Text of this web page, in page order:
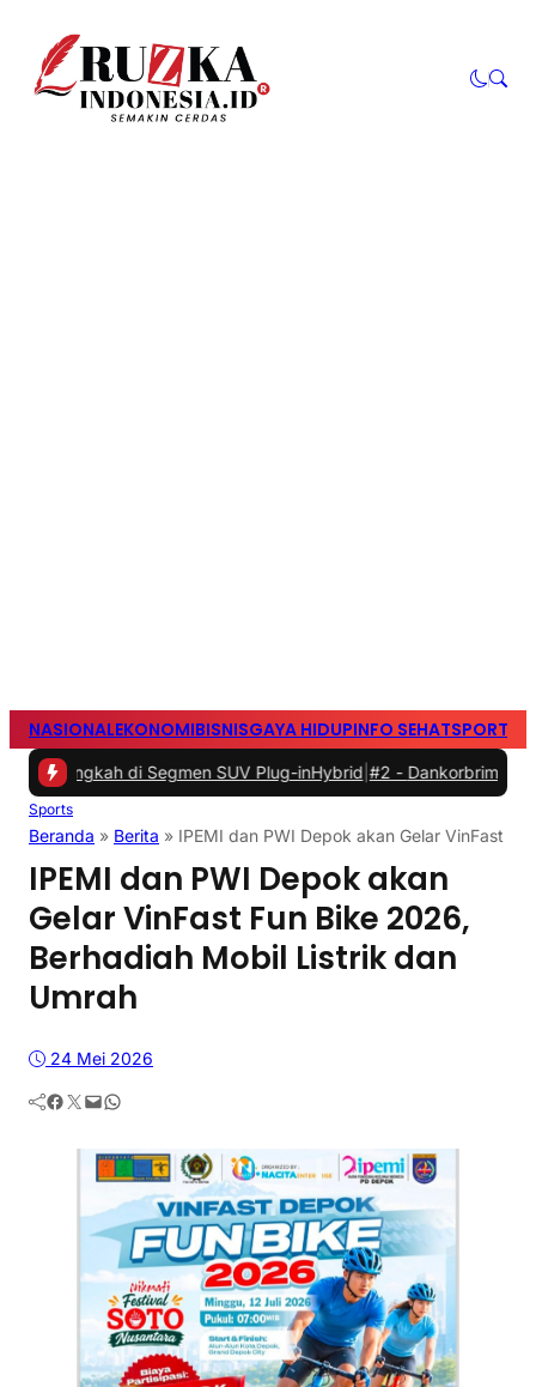
NASIONALEKONOMIBISNISGAYA HIDUPINFO SEHATSPORTS
Segmen SUV Plug-inHybrid|#2 -Dankorbrimob, Kapolda Metro
Sports
Beranda » Berita » IPEMI dan PWI Depok akan Gelar VinFast
IPEMI dan PWI Depok akan
Gelar VinFast Fun Bike 2026,
Berhadiah Mobil Listrik dan
Umrah
24 Mei 2026
Facebook Twitter Mail WhatsApp